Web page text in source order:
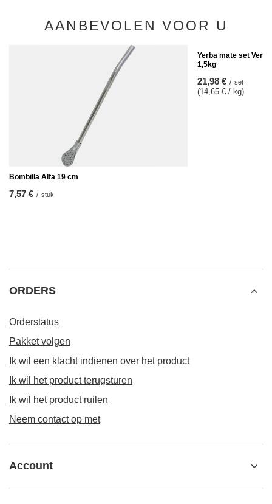
AANBEVOLEN VOOR U
Bombilla Alfa 19 cm
7,57 € / stuk
Yerba mate set
1,5kg
21,98 € / set
(14,65 € / kg)
ORDERS
Orderstatus
Pakket volgen
Ik wil een klacht indienen over het product
Ik wil het product terugsturen
Ik wil het product ruilen
Neem contact op met
Account